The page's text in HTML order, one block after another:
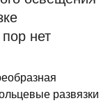
нет
развязки